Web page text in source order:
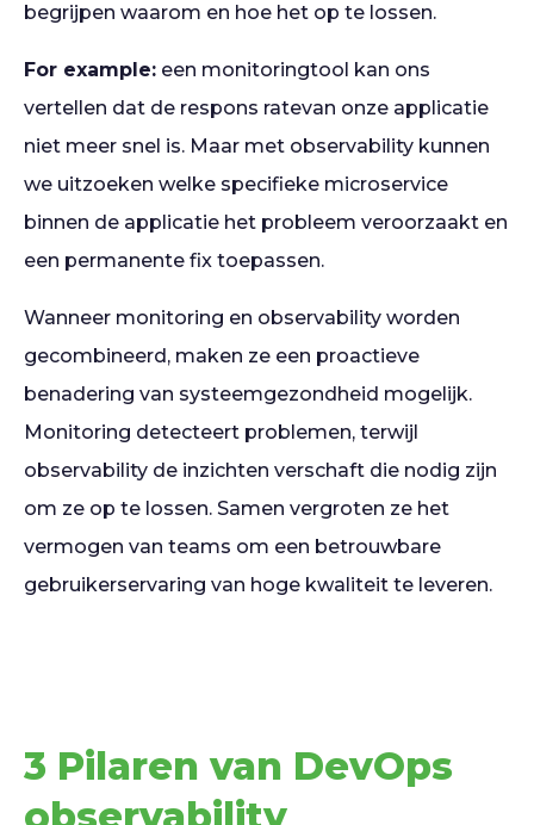
begrijpen waarom en hoe het op te lossen.
For example: een monitoringtool kan ons
vertellen dat de respons ratevan onze applicatie
niet meer snel is. Maar met observability kunnen
we uitzoeken welke specifieke microservice
binnen de applicatie het probleem veroorzaakt en
een permanente fix toepassen.
Wanneer monitoring en observability worden
gecombineerd, maken ze een proactieve
benadering van systeemgezondheid mogelijk.
Monitoring detecteert problemen, terwijl
observability de inzichten verschaft die nodig zijn
om ze op te lossen. Samen vergroten ze het
vermogen van teams om een betrouwbare
gebruikerservaring van hoge kwaliteit te leveren.
3 Pilaren van DevOps